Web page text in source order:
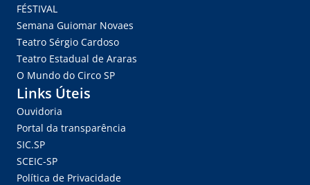
FÉSTIVAL
Semana Guiomar Novaes
Teatro Sérgio Cardoso
Teatro Estadual de Araras
O Mundo do Circo SP
Links Úteis
Ouvidoria
Portal da transparência
SIC.SP
SCEIC-SP
Política de Privacidade